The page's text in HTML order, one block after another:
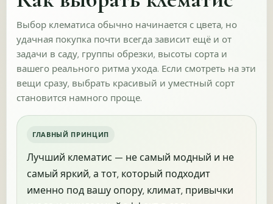
Выбор клематиса обычно начинается с цвета, но
удачная покупка почти всегда зависит ещё и от
задачи в саду, группы обрезки, высоты сорта и
вашего реального ритма ухода. Если смотреть на эти
вещи сразу, выбрать красивый и уместный сорт
становится намного проще.
ГЛАВНЫЙ ПРИНЦИП
Лучший клематис — не самый модный и не
самый яркий, а тот, который подходит
именно под вашу опору, климат, привычки
ИМЯ
ТЕЛЕФОН
Как вы о нас узнали?
Поиск
Из видео Светланы